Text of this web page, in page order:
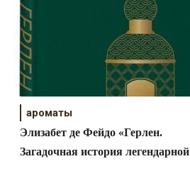
ароматы
Элизабет де Фейдо «Герлен.
Загадочная история легендарной